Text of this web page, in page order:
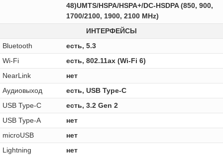
48)UMTS/HSPA/HSPA+/DC‑HSDPA (850, 900,
1700/2100, 1900, 2100 MHz)
ИНТЕРФЕЙСЫ
Bluetooth
есть, 5.3
Wi-Fi
есть, 802.11ax (Wi-Fi 6)
NearLink
нет
Аудиовыход
есть, USB Type-C
USB Type-C
есть, 3.2 Gen 2
USB Type-A
нет
microUSB
нет
Lightning
нет